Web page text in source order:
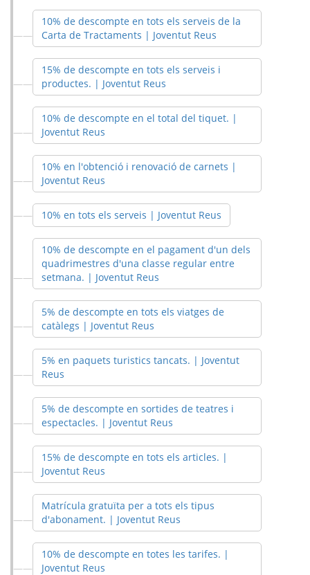
10% de descompte en tots els serveis de la
Carta de Tractaments | Joventut Reus
15% de descompte en tots els serveis i
productes. | Joventut Reus
10% de descompte en el total del tiquet. |
Joventut Reus
10% en l'obtenció i renovació de carnets |
Joventut Reus
10% en tots els serveis | Joventut Reus
10% de descompte en el pagament d'un dels
quadrimestres d'una classe regular entre
setmana. | Joventut Reus
5% de descompte en tots els viatges de
catàlegs | Joventut Reus
5% en paquets turistics tancats. | Joventut
Reus
5% de descompte en sortides de teatres i
espectacles. | Joventut Reus
15% de descompte en tots els articles. |
Joventut Reus
Matrícula gratuïta per a tots els tipus
d'abonament. | Joventut Reus
10% de descompte en totes les tarifes. |
Joventut Reus